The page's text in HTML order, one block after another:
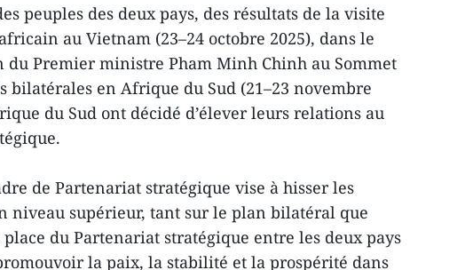
peuples des deux pays, des résultats de la visite
au Vietnam (23–24 octobre 2025), dans le
Premier ministre Pham Minh Chinh au Sommet
bilatérales en Afrique du Sud (21–23 novembre
du Sud ont décidé d’élever leurs relations au
de Partenariat stratégique vise à hisser les
niveau supérieur, tant sur le plan bilatéral que
du Partenariat stratégique entre les deux pays
la paix, la stabilité et la prospérité dans